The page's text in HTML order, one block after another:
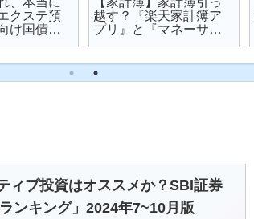
クステ預
け国債を
越す？『楽天家計簿ア
プリ』と『マネーサポ
ィブ投資はオススメか？SBI証券
ンキング」2024年7~10月版